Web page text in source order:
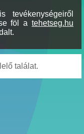
tevékenységeiről
föl a tehetseg.hu
találat.